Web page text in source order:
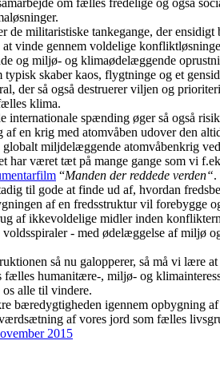
om fælles fredelige og også
de militaristiske tankegange, der ensidigt
at vinde gennem voldelige
og miljø- og klimaødelæggende
typisk skaber kaos, flygtninge og et
der så også destruerer viljen og
klima.
internationale spænding øger så også
af en krig med atomvåben udover den
miljdelæggende atomvåbenkrig
har været tæt på mange gange som vi
“Manden der reddede verden“.
til gode at finde ud af, hvordan
af en fredsstruktur vil forebygge
af ikkevoldelige midler inden
voldsspiraler - med ødelæggelse af miljø
så nu galopperer, så må vi lære
fælles humanitære-, miljø- og
alle til vindere.
bæredygtigheden igennem opbygning af
af vores jord som fælles
2015